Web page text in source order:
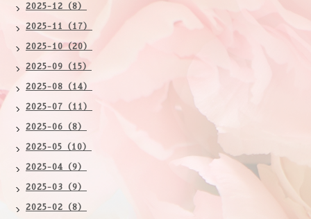
2025-12（8）
2025-11（17）
2025-10（20）
2025-09（15）
2025-08（14）
2025-07（11）
2025-06（8）
2025-05（10）
2025-04（9）
2025-03（9）
2025-02（8）